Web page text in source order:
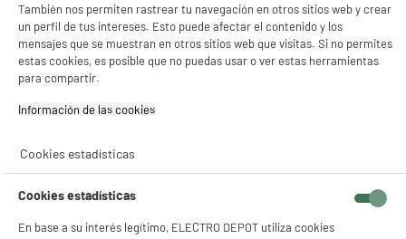
★★★★★
★★★★★
4.3/5(29)
compare_product
Plancha de vapor CALOR FV5721C0
€03
También nos permiten rastrear tu navegación en otros sitios web y crear
un perfil de tus intereses. Esto puede afectar el contenido y los
mensajes que se muestran en otros sitios web que visitas. Si no permites
estas cookies, es posible que no puedas usar o ver estas herramientas
para compartir.
Información de las cookies‎
Cookies estadísticas
Cookies estadísticas
En base a su interés legítimo, ELECTRO DEPOT utiliza cookies